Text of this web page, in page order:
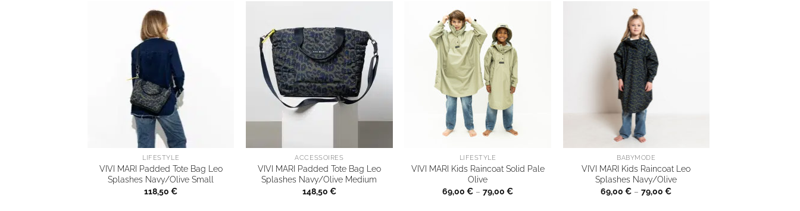
LIFESTYLE
VIVI MARI Padded Tote Bag Leo
Splashes Navy/Olive Small
118,50€
ACCESSOIRES
VIVI MARI Padded Tote Bag Leo
Splashes Navy/Olive Medium
148,50 €
LIFESTYLE
VIVI MARI Kids Raincoat Solid Pale
Olive
69,00€ –79,00€
BABYMODE
VIVI MARI Kids Raincoat Leo
Splashes Navy/Olive
69,00€ –79,00€